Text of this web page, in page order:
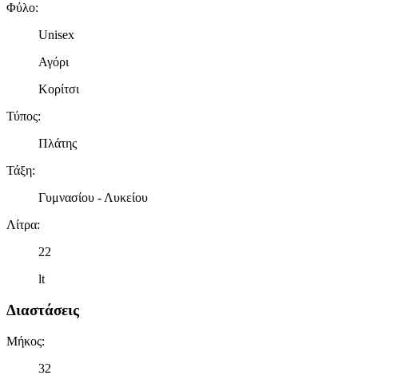
Φύλο:
Unisex
Αγόρι
Κορίτσι
Τύπος:
Πλάτης
Τάξη:
Γυμνασίου - Λυκείου
Λίτρα:
22
lt
Διαστάσεις
Μήκος:
32